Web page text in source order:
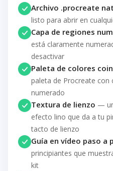
Archivo .procreate
listo para abrir en
Capa de regiones
está claramente
desactivar
Paleta de colores
paleta de Procreate
numerado
Textura de lienzo —
efecto lino que da a tu
tacto de lienzo
Guía en vídeo paso a
principiantes que
kit